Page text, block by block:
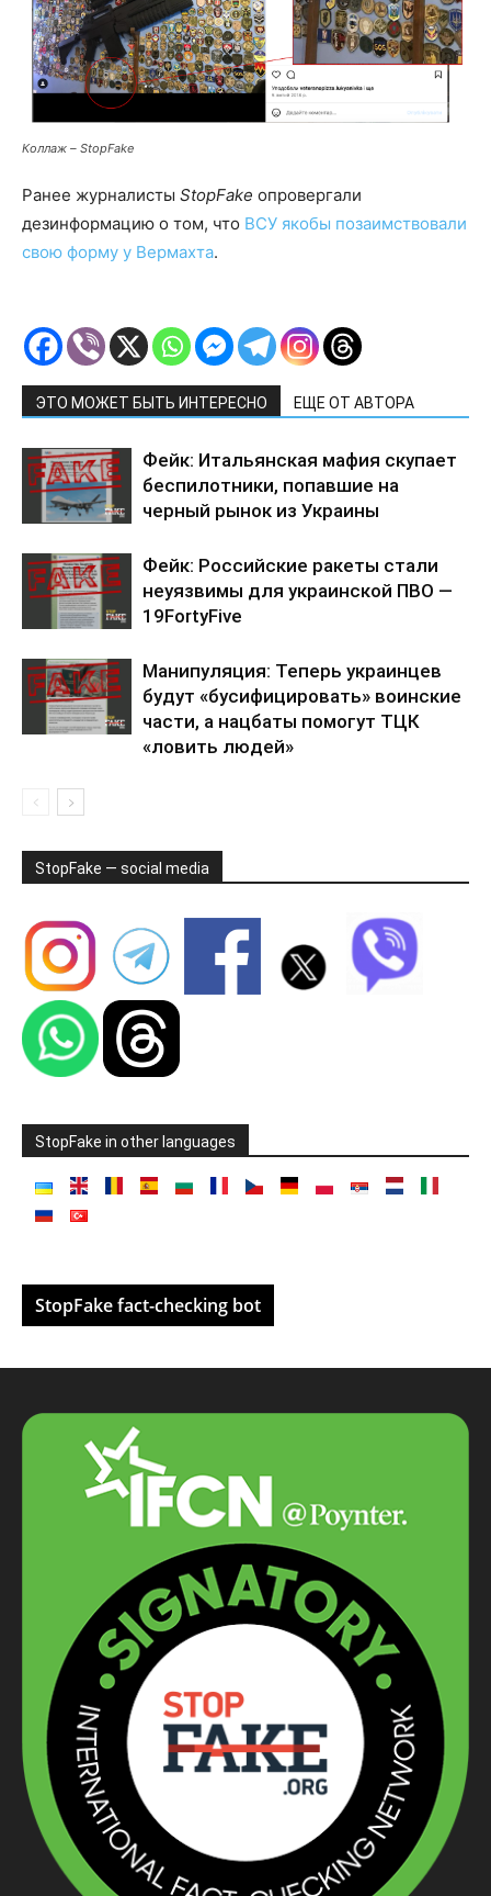
Коллаж – StopFake
Ранее журналисты StopFake опровергали
дезинформацию о том, что ВСУ якобы позаимствовали
свою форму у Вермахта.
ЭТО МОЖЕТ БЫТЬ ИНТЕРЕСНО ЕЩЕ ОТ АВТОРА
Фейк: Итальянская мафия скупает
беспилотники, попавшие на
черный рынок из Украины
Фейк: Российские ракеты стали
неуязвимы для украинской ПВО —
19FortyFive
Манипуляция: Теперь украинцев
будут «бусифицировать» воинские
части, а нацбаты помогут ТЦК
«ловить людей»
StopFake — social media
StopFake in other languages
StopFake fact-checking bot